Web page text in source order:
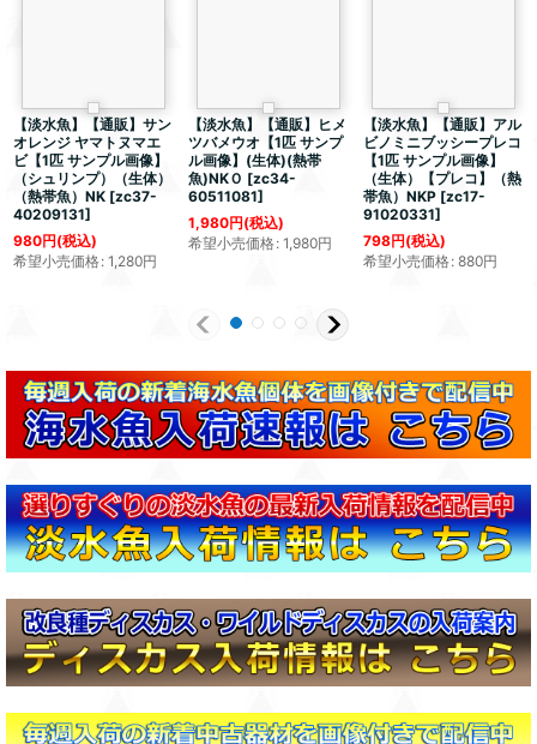
【淡水魚】【通販】サン
オレンジ ヤマトヌマエ
ビ【1匹 サンプル画像】
（シュリンプ）（生体）
（熱帯魚）NK [zc37-
40209131]
980円(税込)
希望小売価格: 1,280円
【淡水魚】【通販】ヒメ
ツバメウオ【1匹 サンプ
ル画像】(生体)(熱帯
魚)NKＯ [zc34-
60511081]
1,980円(税込)
希望小売価格: 1,980円
【淡水魚】【通販】アル
ビノミニブッシープレコ
【1匹 サンプル画像】
（生体）【プレコ】（熱
帯魚）NKP [zc17-
91020331]
798円(税込)
希望小売価格: 880円